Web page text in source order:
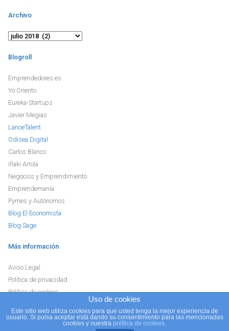
Archivo
Archivo
Blogroll
Emprendedores.es
Yo Oriento
Eureka-Startups
Javier Megias
LanceTalent
Odisea Digital
Carlos Blanco
Iñaki Arrola
Negocios y Emprendimiento
Emprendemanía
Pymes y Autónomos
Blog El Economista
Blog Sage
Más información
Aviso Legal
Política de privacidad
Política de cookies
Bloge+e// HostingRaiola Networks, S.L.
Uso de cookies
Este sitio web utiliza cookies para que usted tenga la mejor experiencia de
usuario. Si pulsa aceptar está dando su consentimiento para las mencionadas
cookies y nuestra política de cookies.